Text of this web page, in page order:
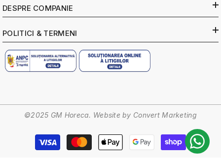
DESPRE COMPANIE
POLITICI & TERMENI
©2025 GM Horeca. Website by Convert Marketing
Metode
de